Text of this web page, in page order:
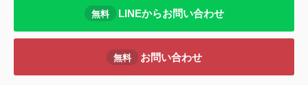
無料 LINEからお問い合わせ
無料 お問い合わせ